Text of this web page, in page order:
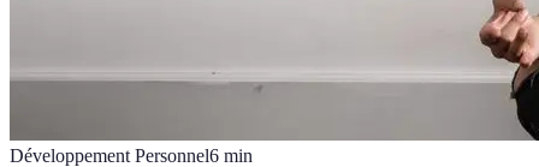
Développement Personnel6 min